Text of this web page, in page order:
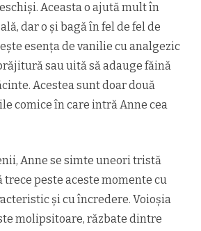
Aceasta o ajută mult în
dar o și bagă în fel de fel de
esența de vanilie cu analgezic
sau uită să adauge făină
Acestea sunt doar două
comice în care intră Anne cea
Anne se simte uneori tristă
trece peste aceste momente cu
și cu încredere. Voioșia
molipsitoare, răzbate dintre